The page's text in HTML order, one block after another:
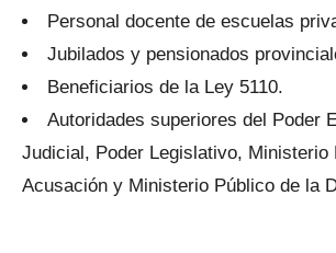
Personal docente de escuelas
Jubilados y pensionados
Beneficiarios de la Ley 5110.
Autoridades superiores del Poder
Judicial, Poder Legislativo, Ministerio
Acusación y Ministerio Público de la